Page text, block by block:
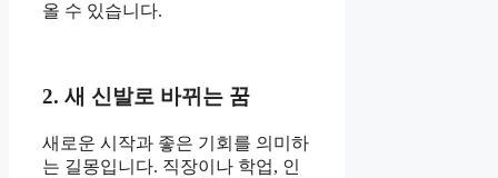
올 수 있습니다.
2. 새 신발로 바뀌는 꿈
새로운 시작과 좋은 기회를 의미하
는 길몽입니다. 직장이나 학업, 인